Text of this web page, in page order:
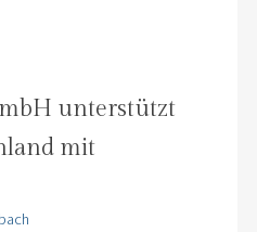
unterstützt
mit